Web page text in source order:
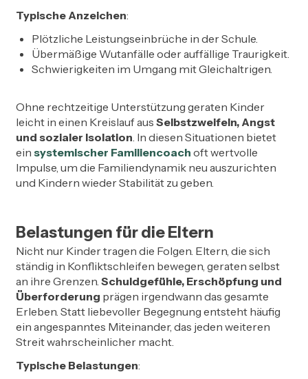
Typische Anzeichen:
Plötzliche Leistungseinbrüche in der Schule.
Übermäßige Wutanfälle oder auffällige Traurigkeit.
Schwierigkeiten im Umgang mit Gleichaltrigen.
Ohne rechtzeitige Unterstützung geraten Kinder
leicht in einen Kreislauf aus Selbstzweifeln, Angst
und sozialer Isolation. In diesen Situationen bietet
ein systemischer Familiencoach oft wertvolle
Impulse, um die Familiendynamik neu auszurichten
und Kindern wieder Stabilität zu geben.
Belastungen für die Eltern
Nicht nur Kinder tragen die Folgen. Eltern, die sich
ständig in Konfliktschleifen bewegen, geraten selbst
an ihre Grenzen. Schuldgefühle, Erschöpfung und
Überforderung prägen irgendwann das gesamte
Erleben. Statt liebevoller Begegnung entsteht häufig
ein angespanntes Miteinander, das jeden weiteren
Streit wahrscheinlicher macht.
Typische Belastungen: